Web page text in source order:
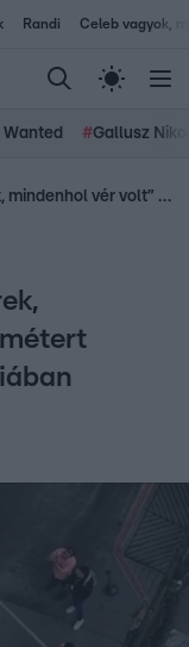
Randi Celeb vagyok,
Wanted #Gallusz
„Jajveszékeltek az emberek, mindenhol vér volt” – tíz métert zuhant a felvonó Kolumbiában